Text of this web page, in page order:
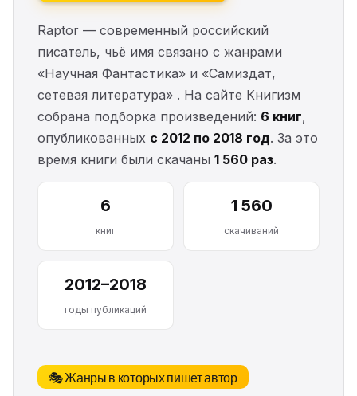
Raptor — современный российский
писатель, чьё имя связано с жанрами
«Научная Фантастика» и «Самиздат,
сетевая литература» . На сайте Книгизм
собрана подборка произведений: 6 книг,
опубликованных с 2012 по 2018 год. За это
время книги были скачаны 1 560 раз.
6
книг
1 560
скачиваний
2012–2018
годы публикаций
🎭 Жанры в которых пишет автор